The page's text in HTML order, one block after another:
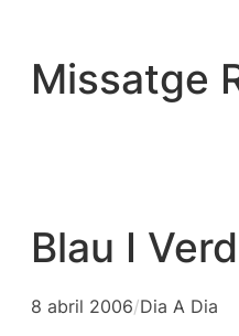
contingut
Missatge
Blau I
8 abril 2006/Dia A Dia